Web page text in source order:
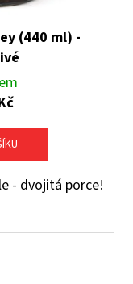
(440 ml) -
- dvojitá porce!